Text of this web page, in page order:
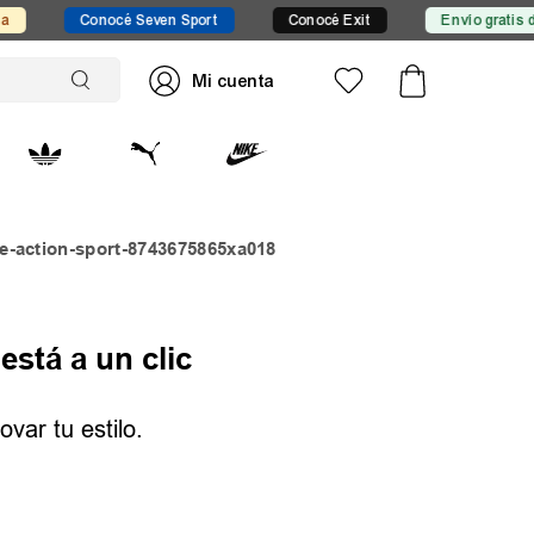
Conocé Seven Sport Conocé Exit Envío gratis
sport-8743675865xa018
a un clic
tu estilo.